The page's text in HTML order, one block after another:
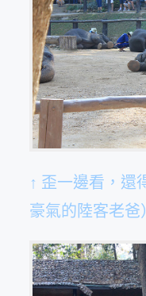
↑ 歪一邊看，還
豪氣的陸客老爸）